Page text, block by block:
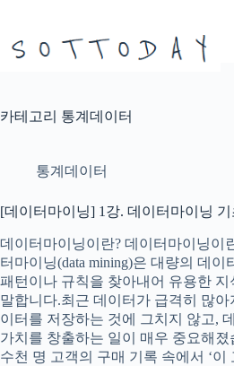
으
뛰
카테고리 통계데이터
통계데이터
[데이터마이닝] 1강. 데이터마이닝 기
데이터마이닝이란? 데이터마이닝이
터마이닝(data mining)은 대량의 데이
패턴이나 규칙을 찾아내어 유용한 지
말합니다.최근 데이터가 급격히 많아
이터를 저장하는 것에 그치지 않고,
가치를 창출하는 일이 매우 중요해졌
수천 명 고객의 구매 기록 속에서 ‘이